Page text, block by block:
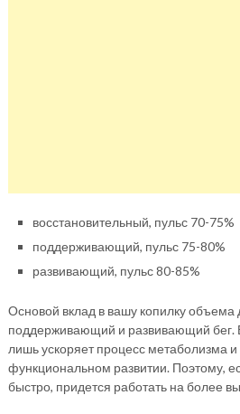
восстановительный, пульс 70-75%
поддерживающий, пульс 75-80%
развивающий, пульс 80-85%
Основой вклад в вашу копилку объема
поддерживающий и развивающий бег.
лишь ускоряет процесс метаболизма и
функциональном развитии. Поэтому,
быстро, придется работать на более